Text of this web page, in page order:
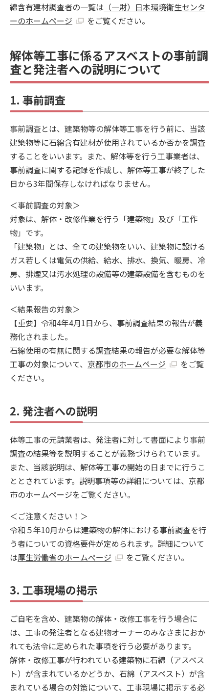
綿含有建材調査者の一覧は （一財）日本環境衛生センタ
ーのホームページ
をご覧ください。
解体等工事に係るアスベストの事前調
査と発注者への説明について
1. 事前調査
事前調査とは、建築物等の解体等工事を行う前に、当該
建築物等に石綿含有建材が使⽤されているか否かを調査
することをいいます。また、解体等を行う工事業者は、
事前調査に関する記録を作成し、解体等工事が終了した
日から3年間保存しなければなりません。
＜事前調査の対象＞
対象は、解体・改修作業を行う「建築物」及び「工作
物」です。
「建築物」とは、全ての建築物をいい、建築物に設ける
ガス若しくは電気の供給、給水、排水、換気、暖房、冷
房、排煙又は汚水処理の設備等の建築設備を含むものを
いいます。
＜結果報告の対象＞
【重要】令和4年4月1日から、事前調査結果の報告が義
務化されました。
石綿使用の有無に関する調査結果の報告が必要な解体等
工事の対象について、 京都市のホームページ
をご覧
ください。
2. 発注者への説明
体等工事の元請業者は、発注者に対して書面により事前
調査の結果等を説明することが義務づけられています。
また、当該説明は、解体等工事の開始の日までに行うこ
ととされています。説明事項等の詳細については、京都
市のホームページをご覧ください。
＜ご注意ください！＞
令和５年10月からは建築物の解体における事前調査を行
う者についての資格要件が定められます。詳細について
は厚生労働省のホームぺージ をご覧ください。
3. 工事現場の掲示
ご自宅を含め、建築物の解体・改修工事を行う場合に
は、工事の発注者となる建物オーナーのみなさまにおか
れても法令に定められた事項を行う必要があります。
解体・改修工事が行われている建築物に石綿（アスベス
ト）が含まれているかどうか、石綿（アスベスト）が含
まれている場合の対策について、工事現場に掲示する必